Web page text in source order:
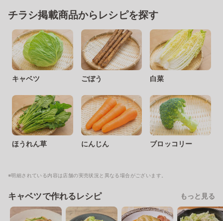
チラシ掲載商品からレシピを探す
キャベツ ごぼう 白菜
ほうれん草 にんじん ブロッコリー
※明細されている内容は店舗の実売状況と異なる場合がございます。
キャベツで作れるレシピ もっと見る